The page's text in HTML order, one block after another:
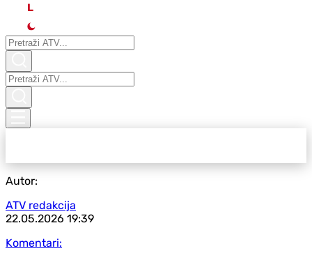
L
Autor:
ATV redakcija
22.05.2026 19:39
Komentari: